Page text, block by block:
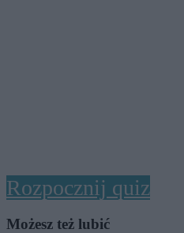
Rozpocznij quiz
Możesz też lubić